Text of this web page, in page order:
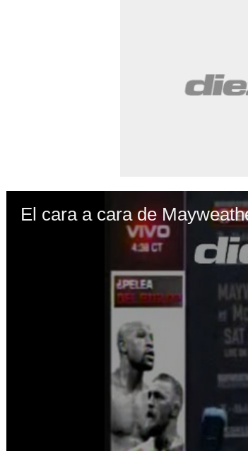
El cara a cara de